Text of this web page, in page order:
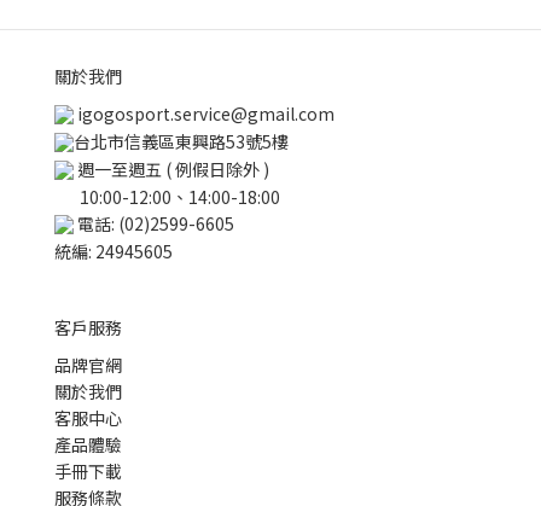
關於我們
igogosport.service@gmail.com
台北市信義區東興路53號5樓
週一至週五 ( 例假日除外 )
10:00-12:00、14:00-18:00
電話: (02)2599-6605
統編: 24945605
客戶服務
品牌官網
關於我們
客服中心
產品體驗
手冊下載
服務條款